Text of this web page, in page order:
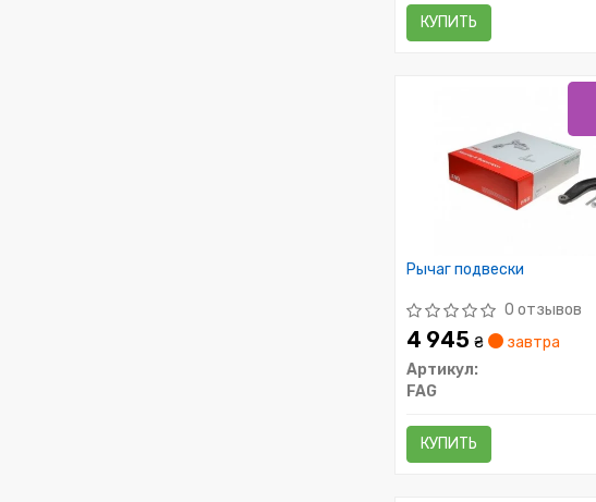
КУПИТЬ
Рычаг подвески
0 отзывов
4 945 ₴
завтра
Артикул:
FAG
КУПИТЬ